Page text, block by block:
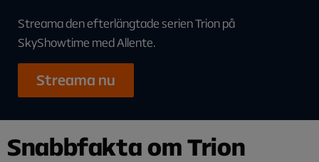
Streama den efterlängtade serien Trion på
SkyShowtime med Allente.
Streama nu
Snabbfakta om Trion